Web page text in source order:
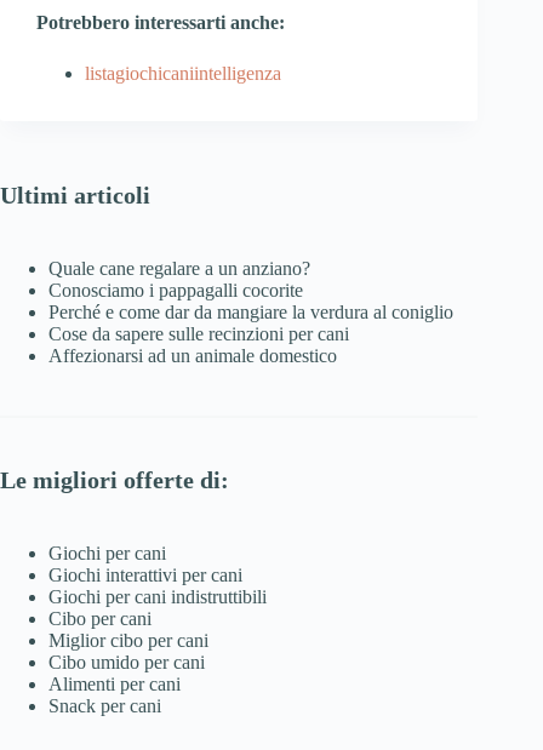
Potrebbero interessarti anche:
listagiochicaniintelligenza
Ultimi articoli
Quale cane regalare a un anziano?
Conosciamo i pappagalli cocorite
Perché e come dar da mangiare la verdura al coniglio
Cose da sapere sulle recinzioni per cani
Affezionarsi ad un animale domestico
Le migliori offerte di:
Giochi per cani
Giochi interattivi per cani
Giochi per cani indistruttibili
Cibo per cani
Miglior cibo per cani
Cibo umido per cani
Alimenti per cani
Snack per cani